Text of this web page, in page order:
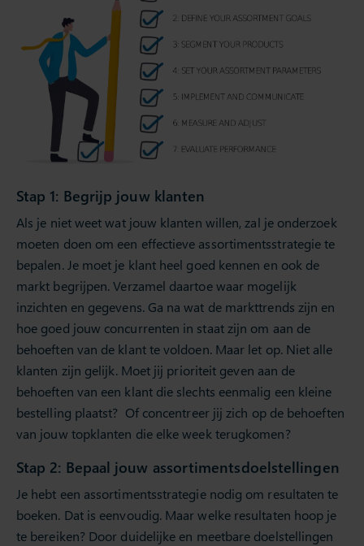
Stap 1: Begrijp jouw klanten
Als je niet weet wat jouw klanten willen, zal je onderzoek
moeten doen om een effectieve assortimentsstrategie te
bepalen. Je moet je klant heel goed kennen en ook de
markt begrijpen. Verzamel daartoe waar mogelijk
inzichten en gegevens. Ga na wat de markttrends zijn en
hoe goed jouw concurrenten in staat zijn om aan de
behoeften van de klant te voldoen. Maar let op. Niet alle
klanten zijn gelijk. Moet jij prioriteit geven aan de
behoeften van een klant die slechts eenmalig een kleine
bestelling plaatst? Of concentreer jij zich op de behoeften
van jouw topklanten die elke week terugkomen?
Stap 2: Bepaal jouw assortimentsdoelstellingen
Je hebt een assortimentsstrategie nodig om resultaten te
boeken. Dat is eenvoudig. Maar welke resultaten hoop je
te bereiken? Door duidelijke en meetbare doelstellingen